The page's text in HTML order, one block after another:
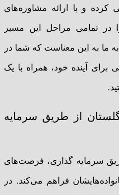
کرده و با ارائه مشاوره‌های
در تمامی مراحل این مسیر
ما به این معناست که شما در
برای آینده خود، همراه با یک
از طریق سرمایه
سرمایه گذاری، فرصت‌های
فراهم می‌کند. در